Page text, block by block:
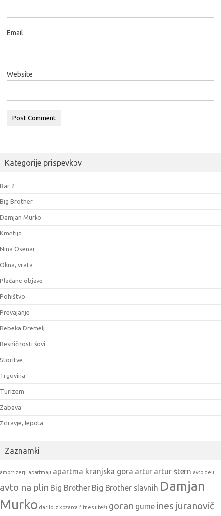
Email
Website
Kategorije prispevkov
Bar 2
Big Brother
Damjan Murko
Kmetija
Nina Osenar
Okna, vrata
Plačane objave
Pohištvo
Prevajanje
Rebeka Dremelj
Resničnosti šovi
Storitve
Trgovina
Turizem
Zabava
Zdravje, lepota
Zaznamki
amortizerji apartmaji apartma kranjska gora artur artur štern avto deli
avto na plin Big Brother Big Brother slavnih Damjan
Murko darilo iz kozarca fitnes uteži goran gume ines juranovič